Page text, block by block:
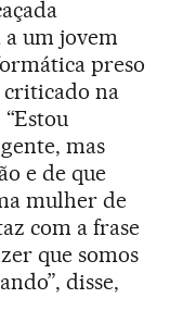
a um jovem
preso
criticado na
mas
e de que
mulher de
com a frase
que somos
disse,